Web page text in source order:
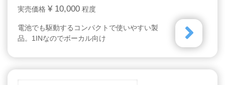
実売価格 ¥ 10,000 程度
電池でも駆動するコンパクトで使いやすい製
品。1INなのでボーカル向け